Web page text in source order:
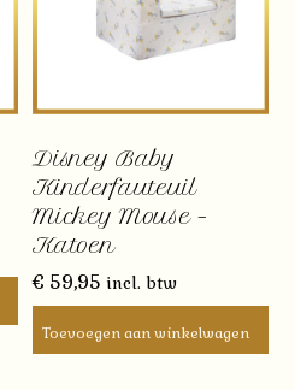
Disney Baby
Kinderfauteuil
Mickey Mouse –
Katoen
€ 59,95 incl. btw
Toevoegen aan winkelwagen